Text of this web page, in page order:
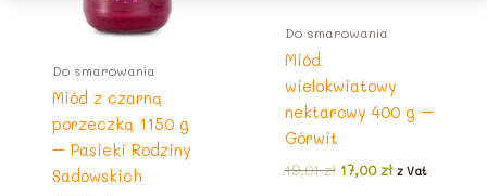
Do smarowania
Miód z czarną
porzeczką 1150 g
– Pasieki Rodziny
Sadowskich
Do smarowania
Miód
wielokwiatowy
nektarowy 400 g –
Górwit
19,01zł Pierwotna
17,00złAktualna
z Vat